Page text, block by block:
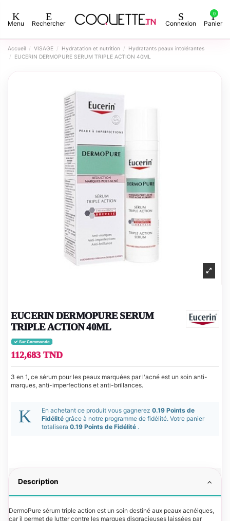
Menu Rechercher Connexion
0
Panier
Accueil VISAGE Hydratation et nutrition
Hydratants peaux intolérantes
EUCERIN DERMOPURE SERUM TRIPLE ACTION 40ML
EUCERIN DERMOPURE SERUM
TRIPLE ACTION 40ML
Sur Commande
112,683 TND
3 en 1, ce sérum pour les peaux marquées par l'acné est un soin anti-
marques, anti-imperfections et anti-brillances.
En achetant ce produit vous gagnerez 0.19 Points de
Fidélité grâce à notre programme de fidélité. Votre panier
totalisera 0.19 Points de Fidélité .
Description
DermoPure sérum triple action est un soin destiné aux peaux acnéiques,
car il permet de lutter contre les marques disgracieuses laissées par